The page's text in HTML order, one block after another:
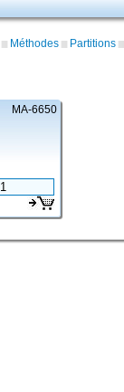
Méthodes Partitions
MA-6650